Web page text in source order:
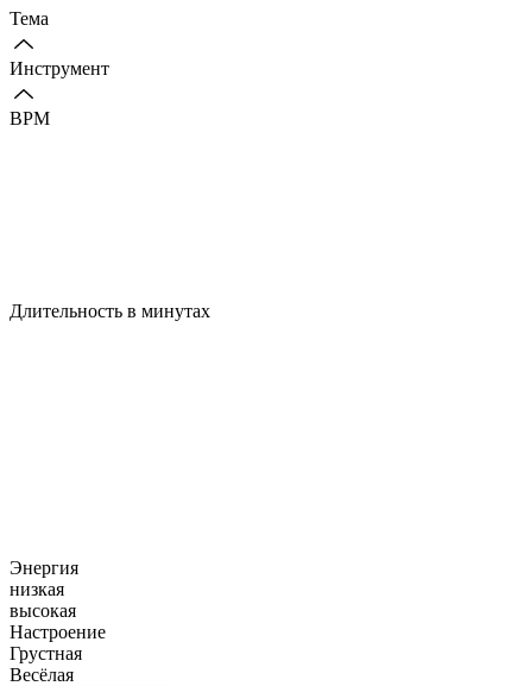
Тема
Инструмент
BPM
Длительность в минутах
Энергия
низкая
высокая
Настроение
Грустная
Весёлая